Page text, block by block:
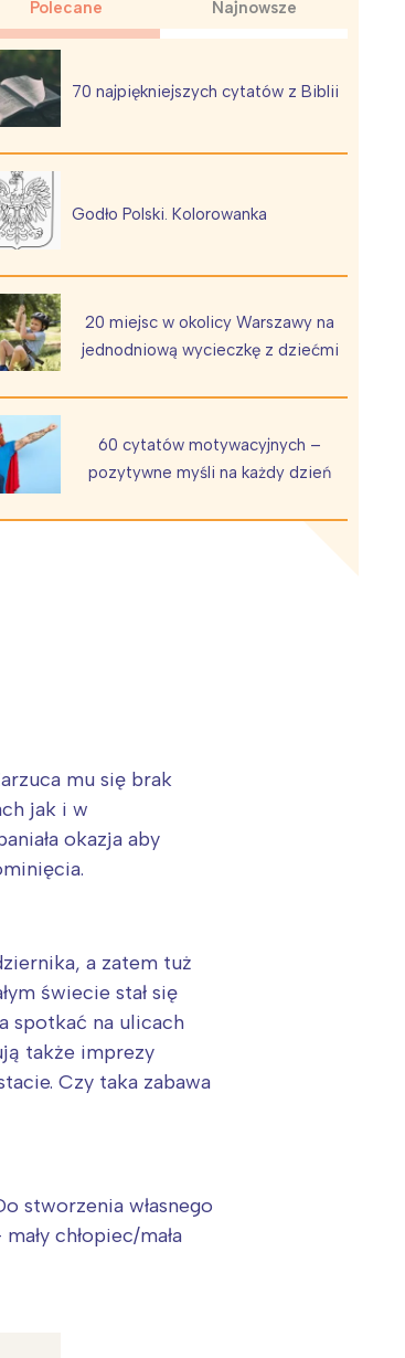
Polecane Najnowsze
70 najpiękniejszych cytatów z Biblii
Godło Polski. Kolorowanka
20 miejsc w okolicy Warszawy na
jednodniową wycieczkę z dziećmi
60 cytatów motywacyjnych –
pozytywne myśli na każdy dzień
mu się brak
jak i w
okazja aby
a zatem tuż
świecie stał się
spotkać na ulicach
także imprezy
Czy taka zabawa
stworzenia własnego
chłopiec/mała